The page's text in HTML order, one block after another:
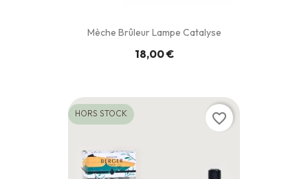
Mèche Brûleur Lampe Catalyse
18,00 €
HORS STOCK favorite_border